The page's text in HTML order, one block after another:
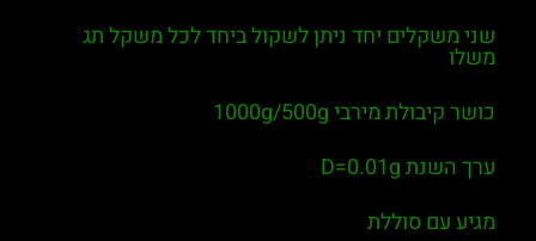
שני משקלים יחד ניתן לשקול ביחד לכל משקל תג
משלו
כושר קיבולת מירבי 1000g/500g
ערך השנת D=0.01g
מגיע עם סוללת